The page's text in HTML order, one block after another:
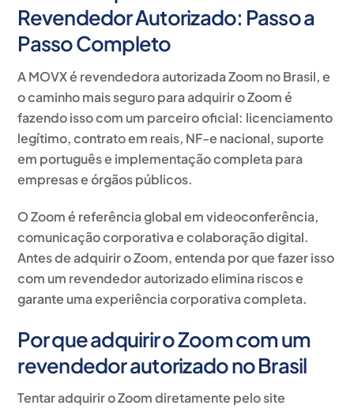
Revendedor Autorizado: Passo a
Passo Completo
A MOVX é revendedora autorizada Zoom no Brasil, e
o caminho mais seguro para adquirir o Zoom é
fazendo isso com um parceiro oficial: licenciamento
legítimo, contrato em reais, NF-e nacional, suporte
em português e implementação completa para
empresas e órgãos públicos.
O Zoom é referência global emvideoconferência,
comunicação corporativa e colaboração digital.
Antes de adquirir o Zoom, entenda por que fazer isso
com um revendedor autorizado elimina riscos e
garante uma experiência corporativa completa.
Por que adquirir o Zoom com um
revendedor autorizado no Brasil
Tentar adquirir o Zoom diretamente pelo site